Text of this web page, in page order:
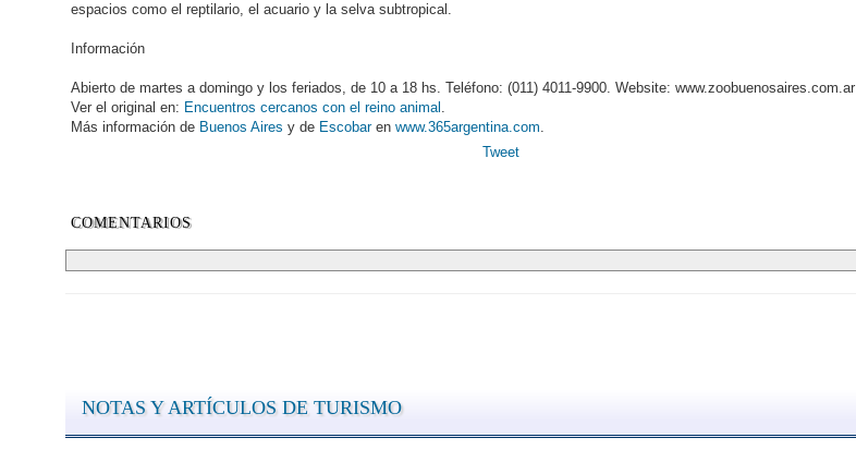
espacios como el reptilario, el acuario y la selva subtropical.
Información
Abierto de martes a domingo y los feriados, de 10 a 18 hs. Teléfono: (011) 4011-9900. Website: www.zoobuenosaires.com.ar
Ver el original en: Encuentros cercanos con el reino animal .
Más información de Buenos Aires y de Escobaren www.365argentina.com.
Tweet
COMENTARIOS
NOTAS Y ARTÍCULOS DE TURISMO